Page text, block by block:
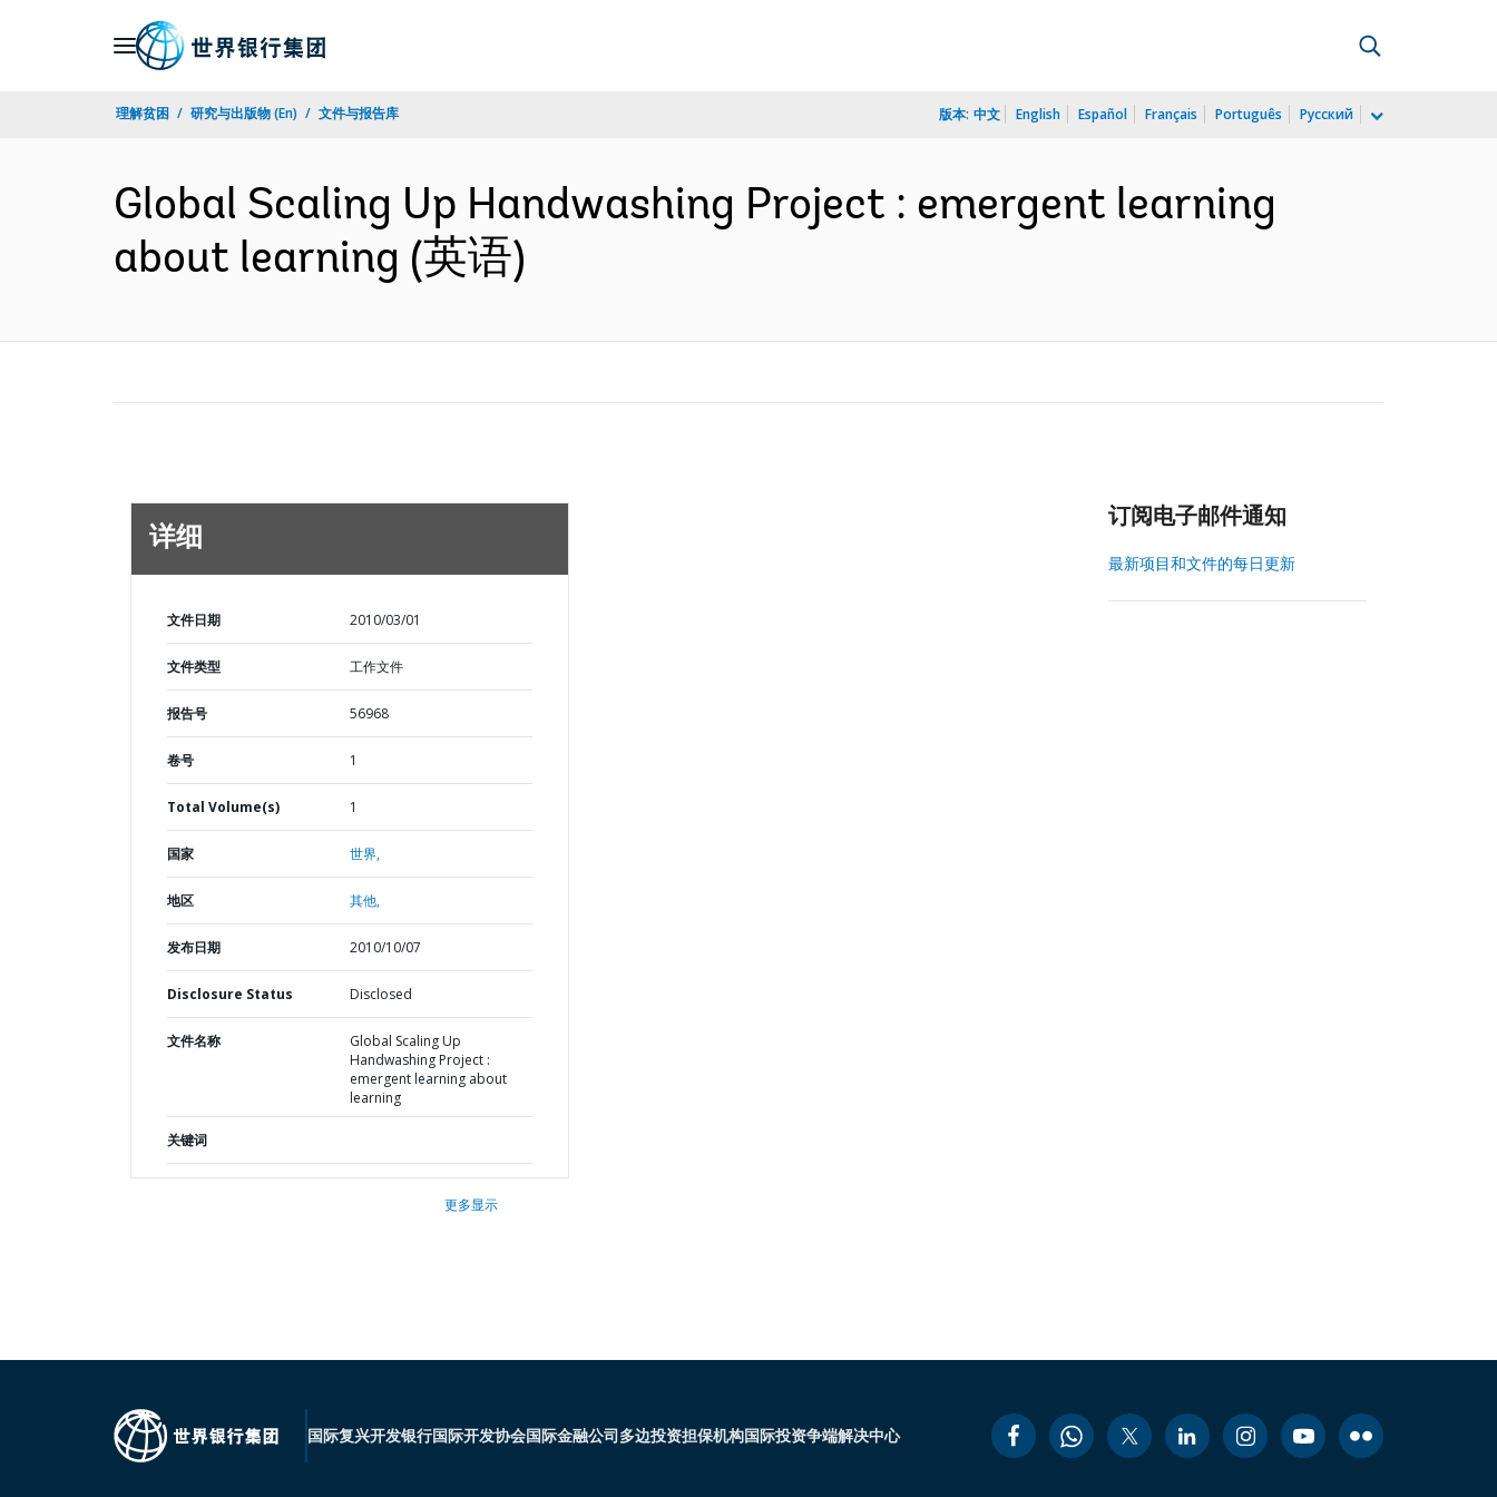
理解贫困 研究与出版物 (En) 文件与报告库 版本: 中文 English Español Français Português Русский
Global Scaling Up Handwashing Project : emergent learning
about learning (英语)
详细
文件日期 2010/03/01
文件类型 工作文件
报告号 56968
卷号 1
Total Volume(s) 1
国家 世界,
地区 其他,
发布日期 2010/10/07
Disclosure Status Disclosed
文件名称
Global Scaling Up
Handwashing Project :
emergent learning about
learning
关键词
更多显示
订阅电子邮件通知
最新项目和文件的每日更新
国际复兴开发银行国际开发协会国际金融公司多边投资担保机构国际投资争端解决中心